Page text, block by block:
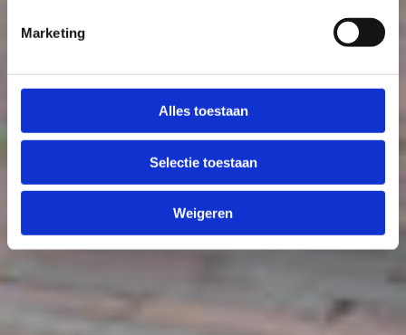
Marketing
Alles toestaan
Selectie toestaan
Weigeren